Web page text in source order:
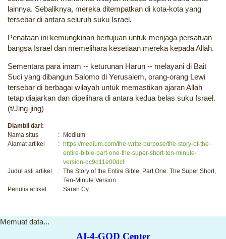
lainnya. Sebaliknya, mereka ditempatkan di kota-kota yang
tersebar di antara seluruh suku Israel.
Penataan ini kemungkinan bertujuan untuk menjaga persatuan
bangsa Israel dan memelihara kesetiaan mereka kepada Allah.
Sementara para imam -- keturunan Harun -- melayani di Bait
Suci yang dibangun Salomo di Yerusalem, orang-orang Lewi
tersebar di berbagai wilayah untuk memastikan ajaran Allah
tetap diajarkan dan dipelihara di antara kedua belas suku Israel.
(t/Jing-jing)
Diambil dari:
Nama situs
:
Medium
Alamat artikel
:
https://medium.com/the-write-purpose/the-story-of-the-
entire-bible-part-one-the-super-short-ten-minute-
version-dc9d11e00dcf
Judul asli artikel
: The Story of the Entire Bible, Part One: The Super Short,
Ten-Minute Version
Penulis artikel
: Sarah Cy
Memuat data...